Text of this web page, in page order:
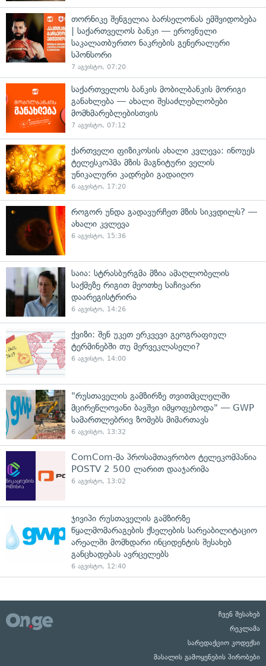
თორნიკე შენგელია ბარსელონას ემშვიდობება
| საქართველოს ბანკი — ეროვნული
საკალათბურთო ნაკრების გენერალური
სპონსორი
7 აგვისტო, 07:20
საქართველოს ბანკის მობილბანკის მორიგი
განახლება — ახალი შესაძლებლობები
მომხმარებლებისთვის
7 აგვისტო, 07:12
ქართველი ფიზიკოსის ახალი კვლევა: ინოუეს
ტელესკოპმა მზის მაგნიტური ველის
უნიკალური კადრები გადაიღო
6 აგვისტო, 17:20
როგორ უნდა გადავურჩეთ მზის სიკვდილს? —
ახალი კვლევა
6 აგვისტო, 15:36
საია: სტრასბურგმა მზია ამაღლობელის
საქმეზე რიგით მეოთხე საჩივარი
დაარეგისტრირა
6 აგვისტო, 14:26
ქვიზი: შენ უკეთ ერკვევი გეოგრაფიულ
ტერმინებში თუ მერვეკლასელი?
6 აგვისტო, 14:00
"რუსთაველის გამზირზე თვითმცლელში
მცირეწლოვანი ბავშვი იმყოფებოდა" — GWP
სამართლებრივ ზომებს მიმართავს
6 აგვისტო, 13:32
ComCom-მა პროსამთავრობო ტელეკომპანია
POSTV 2 500 ლარით დააჯარიმა
6 აგვისტო, 13:02
ჯივიპი რუსთაველის გამზირზე
წყალმომარაგების ქსელების სარეაბილიტაციო
არეალში მომხდარი ინციდენტის შესახებ
განცხადებას ავრცელებს
6 აგვისტო, 12:40
ჩვენ შესახებ
რეკლამა
სარედაქციო კოდექსი
მასალის გამოყენების პირობები